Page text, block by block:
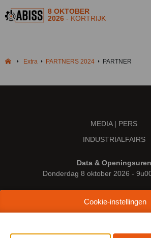
8 OKTOBER
2026- KORTRIJK
Extra PARTNERS 2024 PARTNER
MEDIA | PERS
INDUSTRIALFAIRS
Data & Openingsuren
Donderdag 8 oktober 2026 -
Kortrijk Xpo
Cookie-instellingen